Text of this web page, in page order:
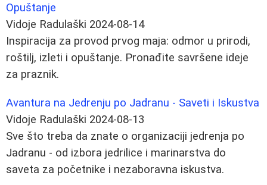
Opuštanje
Vidoje Radulaški 2024-08-14
Inspiracija za provod prvog maja: odmor u prirodi,
roštilj, izleti i opuštanje. Pronađite savršene ideje
za praznik.
Avantura na Jedrenju po Jadranu - Saveti i Iskustva
Vidoje Radulaški 2024-08-13
Sve što treba da znate o organizaciji jedrenja po
Jadranu - od izbora jedrilice i marinarstva do
saveta za početnike i nezaboravna iskustva.